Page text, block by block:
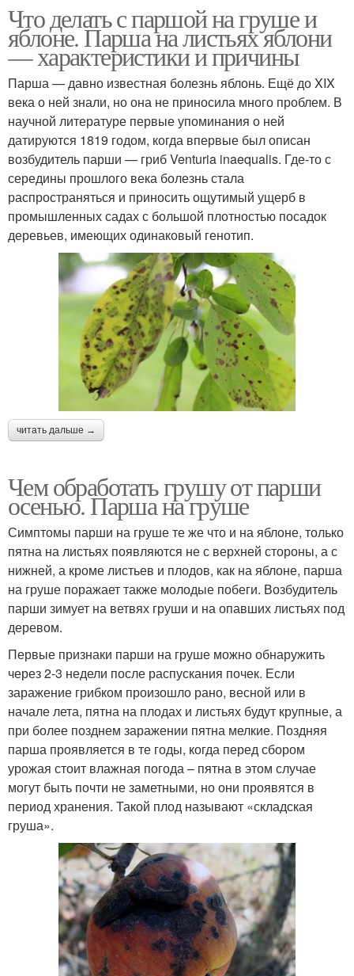
Что делать с паршой на груше и
яблоне. Парша на листьях яблони
— характеристики и причины
Парша — давно известная болезнь яблонь. Ещё до XIX
века о ней знали, но она не приносила много проблем. В
научной литературе первые упоминания о ней
датируются 1819 годом, когда впервые был описан
возбудитель парши — гриб Venturia inaequalis. Где-то с
середины прошлого века болезнь стала
распространяться и приносить ощутимый ущерб в
промышленных садах с большой плотностью посадок
деревьев, имеющих одинаковый генотип.
читать дальше →
Чем обработать грушу от парши
осенью. Парша на груше
Симптомы парши на груше те же что и на яблоне, только
пятна на листьях появляются не с верхней стороны, а с
нижней, а кроме листьев и плодов, как на яблоне, парша
на груше поражает также молодые побеги. Возбудитель
парши зимует на ветвях груши и на опавших листьях под
деревом.
Первые признаки парши на груше можно обнаружить
через 2-3 недели после распускания почек. Если
заражение грибком произошло рано, весной или в
начале лета, пятна на плодах и листьях будут крупные, а
при более позднем заражении пятна мелкие. Поздняя
парша проявляется в те годы, когда перед сбором
урожая стоит влажная погода – пятна в этом случае
могут быть почти не заметными, но они проявятся в
период хранения. Такой плод называют «складская
груша».